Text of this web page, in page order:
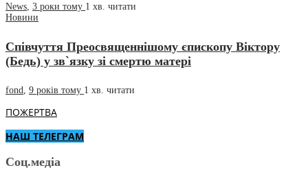
News 3 роки тому 1 хв. читати
Новини
Співчуття Преосвященнішому єпископу Віктору
(Бедь) у зв`язку зі смертю матері
fond 9 років тому 1 хв. читати
ПОЖЕРТВА
НАШ ТЕЛЕГРАМ
Соц.медіа